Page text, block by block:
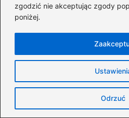
zgodzić nie akceptując zgody
poniżej.
Odrzuć
wybierać zakupy i
unikać powszechnych
Srebro na giełdzie –
uniknąć
Gpw: ile można
prawdę o zyskach i